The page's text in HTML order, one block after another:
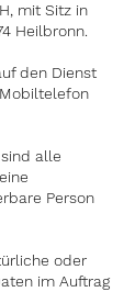
mit Sitz in
Heilbronn.
den Dienst
sind alle
Person
oder
im Auftrag